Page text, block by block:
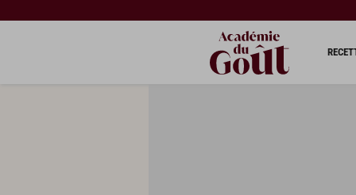
CHARGEMENT…